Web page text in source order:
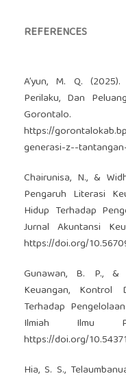
REFERENCES
A’yun, M. Q.
Perilaku, Dan
Gorontalo.
https://
generasi-z--
Chairunisa, N., &
Pengaruh Literasi
Hidup Terhadap
Jurnal Akuntansi
https://doi.org/
Gunawan, B. P., &
Keuangan, Kontrol
Terhadap
Ilmiah Ilmu
https://doi.org/
Hia, S. S.,